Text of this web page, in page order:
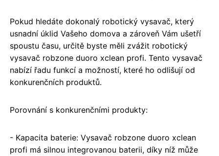
Pokud hledáte dokonalý robotický vysavač, který
usnadní úklid Vašeho domova a zároveň Vám ušetří
spoustu času, určitě byste měli zvážit robotický
vysavač robzone duoro xclean profi. Tento vysavač
nabízí řadu funkcí a možností, které ho odlišují od
konkurenčních produktů.
Porovnání s konkurenčními produkty:
- Kapacita baterie: Vysavač robzone duoro xclean
profi má silnou integrovanou baterii, díky níž může